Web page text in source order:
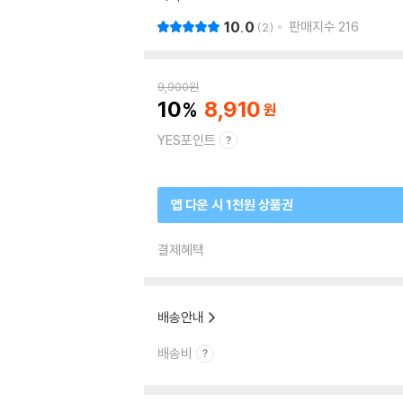
10.0 2 판매지수 216
9,900원
10 8,910
YES포인트
앱 다운 시 1천원 상품권
결제혜택
배송안내
배송비